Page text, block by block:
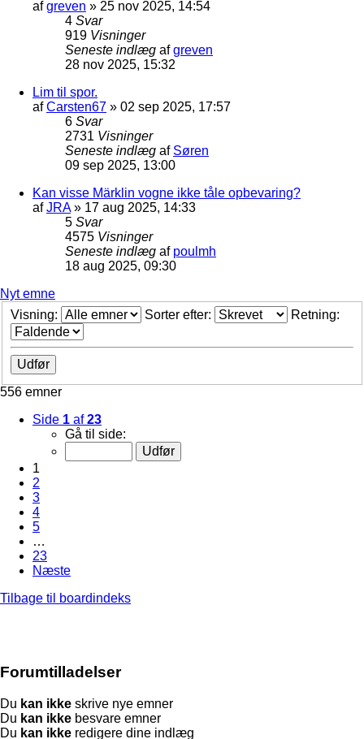
afgreven » 25 nov 2025, 14:54
4 Svar
919 Visninger
Seneste indlæg afgreven
28 nov 2025, 15:32
Lim til spor.
afCarsten67 » 02 sep 2025, 17:57
6 Svar
2731 Visninger
Seneste indlæg af Søren
09 sep 2025, 13:00
Kan visse Märklin vogne ikke tåle opbevaring?
afJRA» 17 aug 2025, 14:33
5 Svar
4575 Visninger
Seneste indlæg af poulmh
18 aug 2025, 09:30
Nyt emne
Visning:
Sorter efter: Retning:
556 emner
Side 1 af23
Gå til side:
1
2
3
4
5
…
23
Næste
Tilbage til boardindeks
Forumtilladelser
Du kan ikke skrive nye emner
Du kan ikke besvare emner
Du kan ikke redigere dine indlæg